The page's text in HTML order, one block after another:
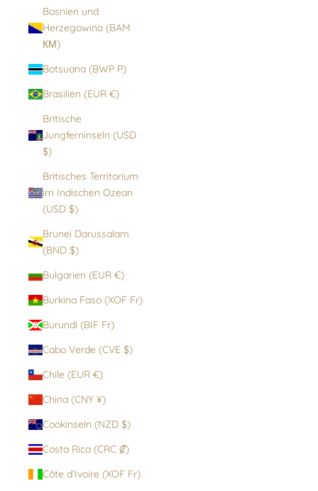
Bosnien und
Herzegowina (BAM
КМ)
Botsuana (BWP P)
Brasilien (EUR €)
Britische
Jungferninseln (USD
$)
Britisches Territorium
im Indischen Ozean
(USD $)
Brunei Darussalam
(BND $)
Bulgarien (EUR €)
Burkina Faso (XOF Fr)
Burundi (BIF Fr)
Cabo Verde (CVE $)
Chile (EUR €)
China (CNY ¥)
Cookinseln (NZD $)
Costa Rica (CRC ₡)
Côte d’Ivoire (XOF Fr)